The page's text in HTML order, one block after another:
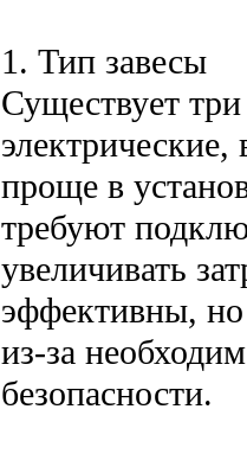
1. Тип завесы
Существует
проще в
требуют
увеличивать
эффективны,
из-за
безопасности.